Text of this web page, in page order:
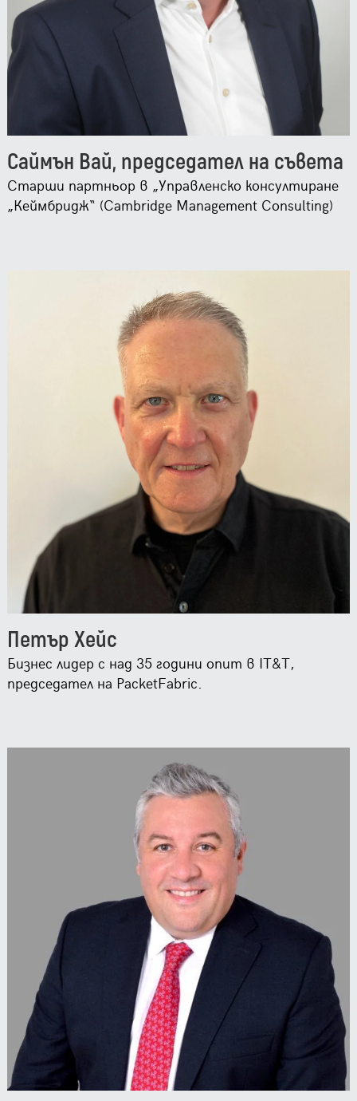
Саймън Вай, председател на съвета
Старши партньор в „Управленско консултиране
„Кеймбридж“ (Cambridge Management Consulting)
Петър Хейс
Бизнес лидер с над 35 години опит в IT&T,
председател на PacketFabric.